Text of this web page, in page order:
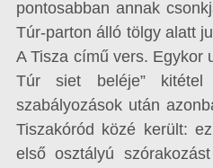
pontosabban annak
Túr-parton álló tölgy alatt
A Tisza című vers. Egykor
Túr siet beléje”
szabályozások után
Tiszakóród közé került:
első osztályú